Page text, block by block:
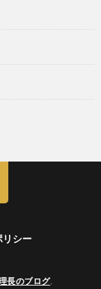
リシー
長のブログ.